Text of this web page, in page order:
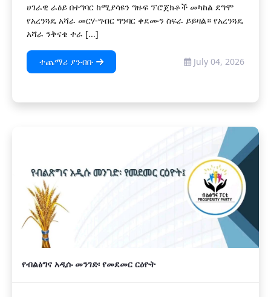
ሀገራዊ ራዕይ በተግባር ከሚያሳዩን ግዙፍ ፕሮጀክቶች መካከል ደግሞ
የአረንጓዴ አሻራ መርሃ-ግብር ግንባር ቀደሙን ስፍራ ይይዛል። የአረንጓዴ
አሻራ ንቅናቄ ተራ [...]
ተጨማሪ ያንብቡ July 04, 2026
የብልፅግና አዲሱ መንገድ፡ የመደመር ርዕዮት